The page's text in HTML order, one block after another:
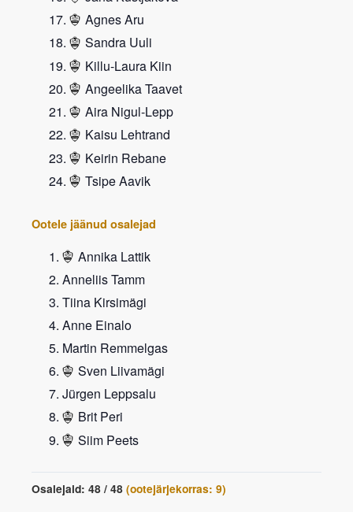
Agnes Aru
Sandra Uuli
Killu-Laura Kiin
Angeelika Taavet
Aira Nigul-Lepp
Kaisu Lehtrand
Keirin Rebane
Tsipe Aavik
Ootele jäänud osalejad
Annika Lattik
Anneliis Tamm
Tiina Kirsimägi
Anne Einalo
Martin Remmelgas
Sven Liivamägi
Jürgen Leppsalu
Brit Peri
Siim Peets
Osalejaid: 48 / 48 (ootejärjekorras: 9)